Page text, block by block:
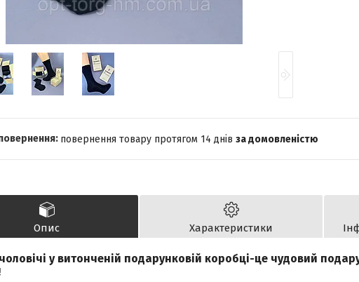
повернення товару протягом 14 днів за домовленістю
Опис Характеристики
у витонченій подарунковій коробці-це чудовий